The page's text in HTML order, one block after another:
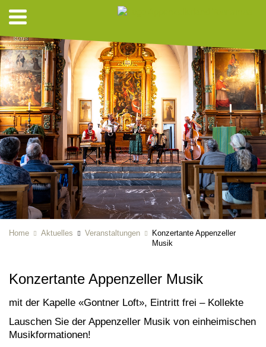
Home Aktuelles Veranstaltungen
Konzertante Appenzeller
Musik
Konzertante Appenzeller Musik
mit der Kapelle «Gontner Loft», Eintritt frei – Kollekte
Lauschen Sie der Appenzeller Musik von einheimischen
Musikformationen!